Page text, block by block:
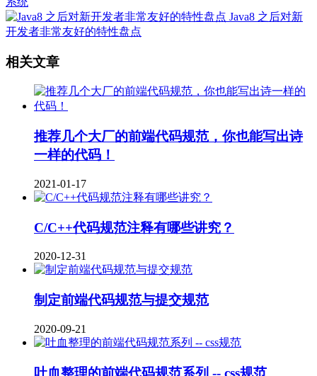
Java8 之后对新
开发者非常友好的特性盘点
相关文章
推荐几个大厂的前端代码规范，你也能写出诗
一样的代码！
2021-01-17
C/C++代码规范注释有哪些讲究？
2020-12-31
制定前端代码规范与提交规范
2020-09-21
吐血整理的前端代码规范系列 -- css规范